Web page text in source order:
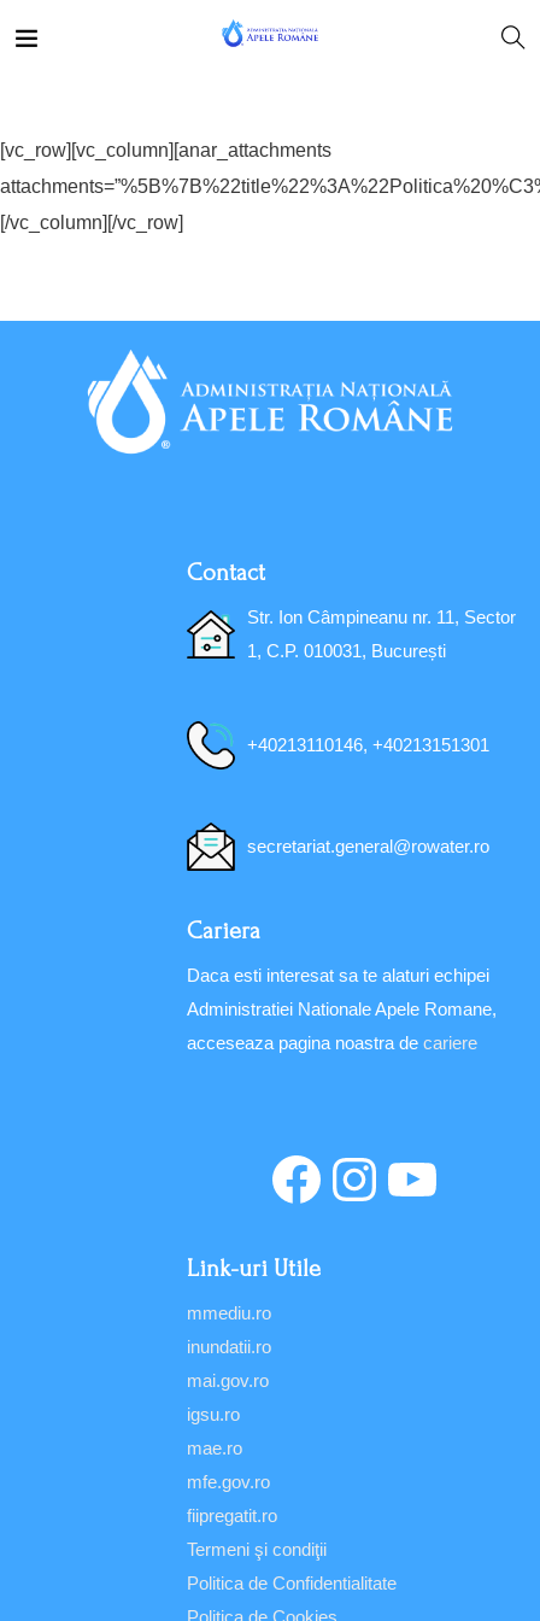
[vc_row][vc_column][anar_attachments
[/vc_column][/vc_row]
Contact
Str. Ion Câmpineanu nr. 11, Sector
1, C.P. 010031, București
+40213110146, +40213151301
secretariat.general@rowater.ro
Cariera
Daca esti interesat sa te alaturi echipei
Administratiei Nationale Apele Romane,
acceseaza pagina noastra de cariere
Link-uri Utile
mmediu.ro
inundatii.ro
mai.gov.ro
igsu.ro
mae.ro
mfe.gov.ro
fiipregatit.ro
Termeni şi condiţii
Politica de Confidentialitate
Politica de Cookies